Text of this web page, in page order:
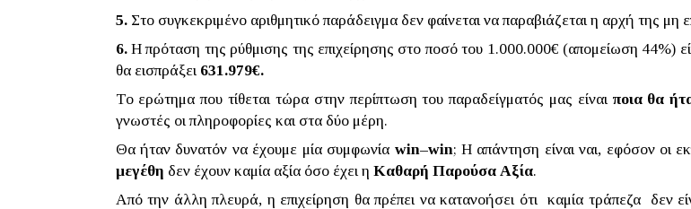
5.Στο συγκεκριμένο αριθμητικό παράδειγμα δεν φαίνεται να παραβιάζεται η αρχή της μη
6.Η πρόταση της ρύθμισης της επιχείρησης στο ποσό του 1.000.000€ (απομείωση 44%)
θα εισπράξει 631.979€.
Το ερώτημα που τίθεται τώρα στην περίπτωση του παραδείγματός μας είναι ποια θα
γνωστές οι πληροφορίες και στα δύο μέρη.
Θα ήταν δυνατόν να έχουμε μία συμφωνία win–win; Η απάντηση είναι ναι, εφόσον οι
μεγέθη δεν έχουν καμία αξία όσο έχει η Καθαρή Παρούσα Αξία.
Από την άλλη πλευρά, η επιχείρηση θα πρέπει να κατανοήσει ότι καμία τράπεζα δεν